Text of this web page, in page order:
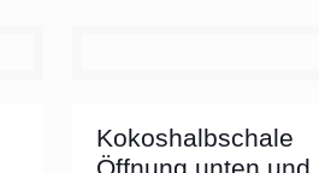
Kokoshalbschale
Öffnung unten und